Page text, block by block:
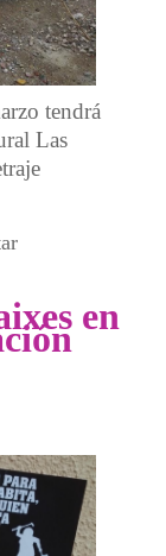
tendrá
Las
de
en